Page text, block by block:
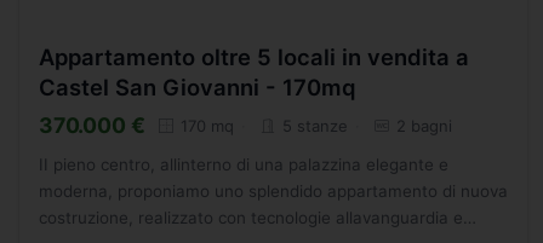
Appartamento oltre 5 locali in vendita a
Castel San Giovanni - 170mq
370.000 € 170 mq 5 stanze 2 bagni
II pieno centro, allinterno di una palazzina elegante e
moderna, proponiamo uno splendido appartamento di nuova
costruzione, realizzato con tecnologie allavanguardia e